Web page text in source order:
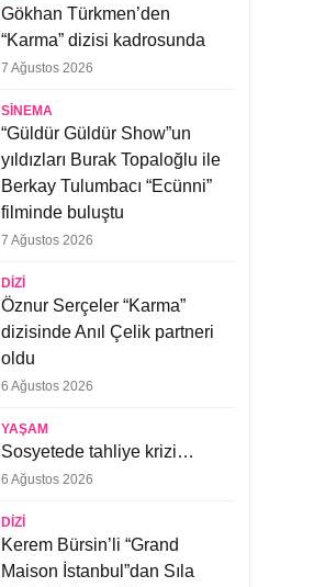
Gökhan Türkmen’den
“Karma” dizisi kadrosunda
7 Ağustos 2026
SINEMA
“Güldür Güldür Show”un
yıldızları Burak Topaloğlu ile
Berkay Tulumbacı “Ecünni”
filminde buluştu
7 Ağustos 2026
DIZI
Öznur Serçeler “Karma”
dizisinde Anıl Çelik partneri
oldu
6 Ağustos 2026
YAŞAM
Sosyetede tahliye krizi…
6 Ağustos 2026
DIZI
Kerem Bürsin’li “Grand
Maison İstanbul”dan Sıla